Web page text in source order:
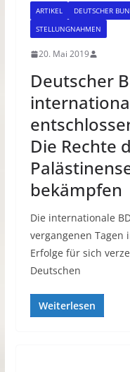
ARTIKEL
DEUTSCHER
STELLUNGNAHMEN
20. Mai 2019
Deutscher
Die Rechte
bekämpfen
Die internationale
vergangenen Tagen
Erfolge für sich
Deutschen
Weiterlesen